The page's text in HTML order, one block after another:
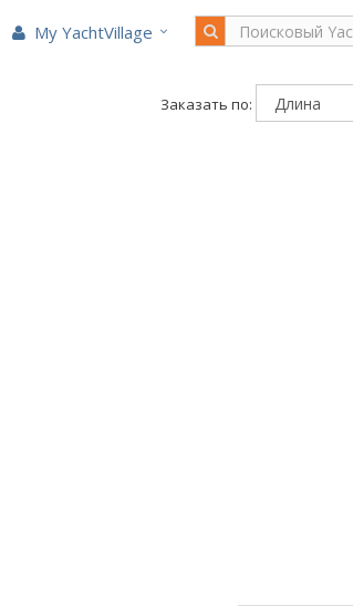
My YachtVillage
Заказать по: